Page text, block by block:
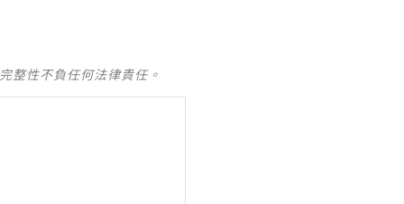
整性不負任何法律責任。